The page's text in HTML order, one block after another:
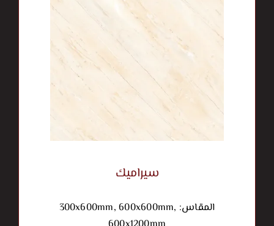
سيراميك
المقاس: 300x600mm, 600x600mm,